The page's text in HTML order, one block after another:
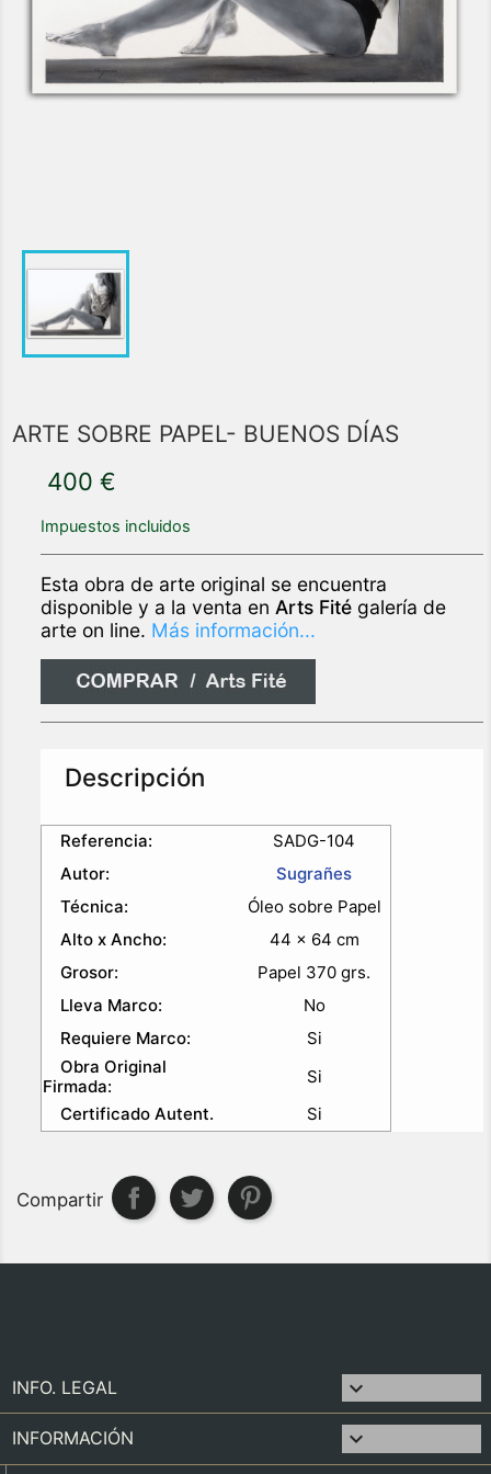
ARTE SOBRE PAPEL- BUENOS DÍAS
400 €
Impuestos incluidos
Esta obra de arte original se encuentra
disponible y a la venta en Arts Fité galería de
arte on line. Más información...
Descripción
Referencia:
SADG-104
Autor:
Sugrañes
Técnica:
Óleo sobre Papel
Alto x Ancho:
44 x 64 cm
Grosor:
Papel 370 grs.
Lleva Marco:
No
Requiere Marco:
Si
Obra Original
Firmada:
Si
Certificado Autent.
Si
Compartir
INFO. LEGAL 
INFORMACIÓN 